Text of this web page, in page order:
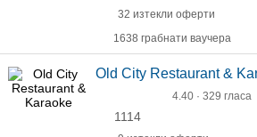
32 изтекли оферти
1638 грабнати ваучера
Old Citу Restaurant &
4.40 · 329 гласа
1114